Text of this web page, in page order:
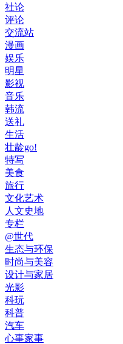
社论
评论
交流站
漫画
娱乐
明星
影视
音乐
韩流
送礼
生活
壮龄go!
特写
美食
旅行
文化艺术
人文史地
专栏
@世代
生态与环保
时尚与美容
设计与家居
光影
科玩
科普
汽车
心事家事